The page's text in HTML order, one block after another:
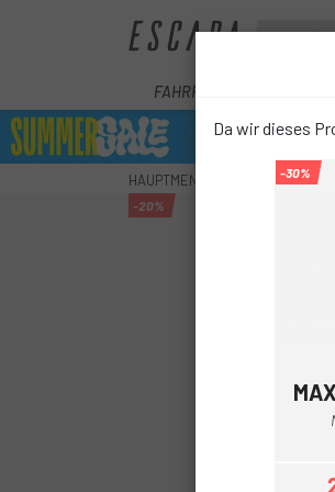
FAHRRÄDER
HAUPTMENU REIFEN
-20%
Da wir dieses
-30%